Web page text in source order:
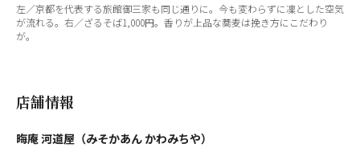
左／京都を代表する旅館御三家も同じ通りに。今も変わらずに凜とした空気
が流れる。右／ざるそば1,000円。香りが上品な蕎麦は挽き方にこだわり
が。
店舗情報
晦庵 河道屋（みそかあん かわみちや）